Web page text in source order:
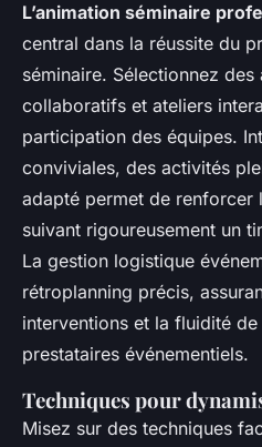
L’animation séminaire
central dans la réussite du
séminaire. Sélectionnez des
collaboratifs et ateliers
participation des équipes.
conviviales, des activités
adapté permet de renforcer
suivant rigoureusement un
La gestion logistique
rétroplanning précis,
interventions et la fluidité
prestataires événementiels.
Techniques pour
Misez sur des techniques